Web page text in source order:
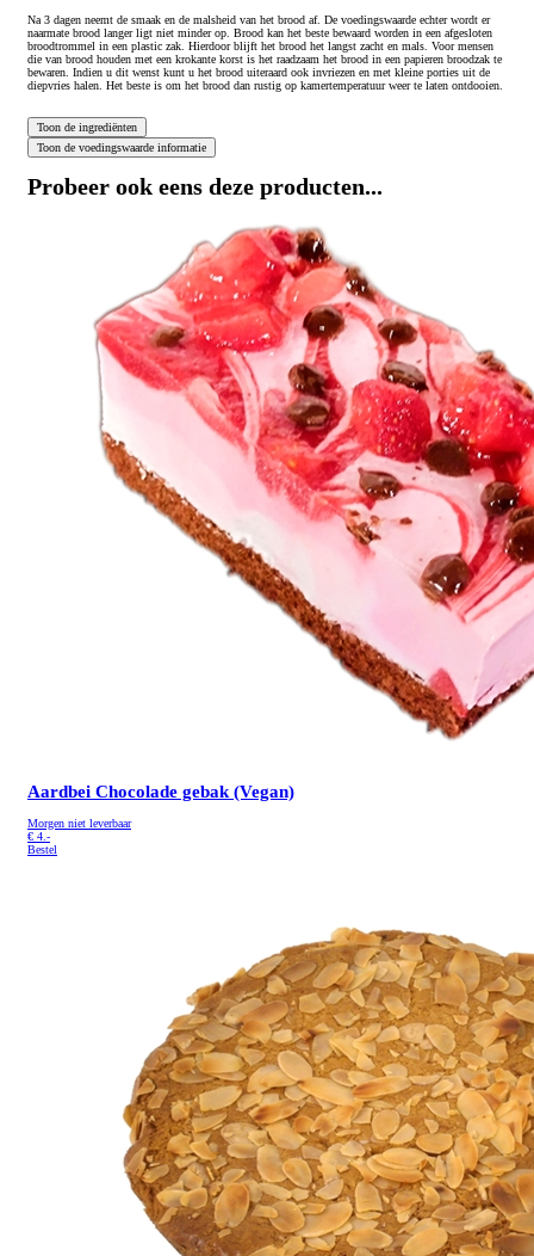
Na 3 dagen neemt de smaak en de malsheid van het brood af. De voedingswaarde echter wordt er
naarmate brood langer ligt niet minder op. Brood kan het beste bewaard worden in een afgesloten
broodtrommel in een plastic zak. Hierdoor blijft het brood het langst zacht en mals. Voor mensen
die van brood houden met een krokante korst is het raadzaam het brood in een papieren broodzak te
bewaren. Indien u dit wenst kunt u het brood uiteraard ook invriezen en met kleine porties uit de
diepvries halen. Het beste is om het brood dan rustig op kamertemperatuur weer te laten ontdooien.
Probeer ook eens deze producten...
Aardbei Chocolade gebak (Vegan)
Morgen niet leverbaar
€ 4.-
Bestel